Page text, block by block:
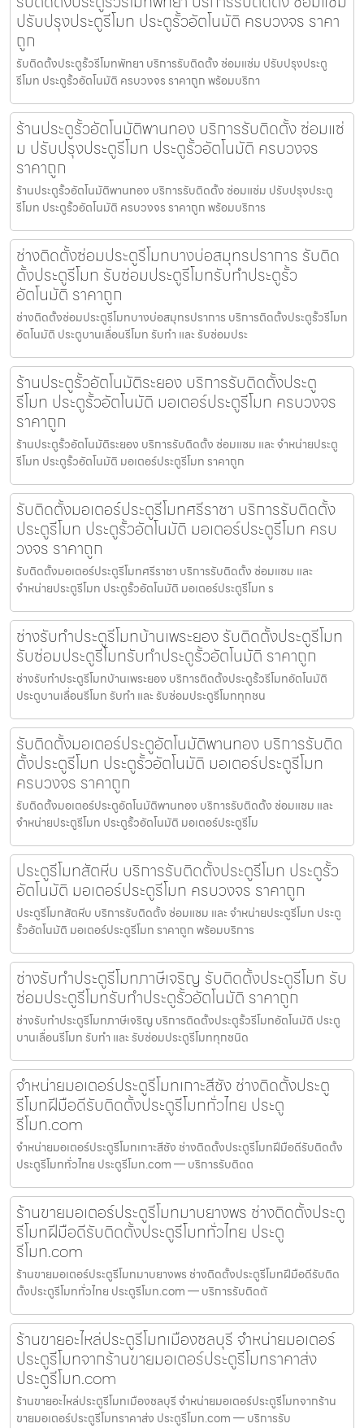
ปรับปรุงประตูรีโมท ประตูรั้วอัตโนมัติ ครบวงจร ราคา
ถูก
รับติดตั้งประตูรั้วรีโมทพัทยา บริการรับติดตั้ง ซ่อมแซ่ม ปรับปรุงประตู
รีโมท ประตูรั้วอัตโนมัติ ครบวงจร ราคาถูก พร้อมบริกา
ร้านประตูรั้วอัตโนมัติพานทอง บริการรับติดตั้ง ซ่อมแซ่
ม ปรับปรุงประตูรีโมท ประตูรั้วอัตโนมัติ ครบวงจร
ราคาถูก
ร้านประตูรั้วอัตโนมัติพานทอง บริการรับติดตั้ง ซ่อมแซ่ม ปรับปรุงประตู
รีโมท ประตูรั้วอัตโนมัติ ครบวงจร ราคาถูก พร้อมบริการ
ช่างติดตั้งซ่อมประตูรีโมทบางบ่อสมุทรปราการ รับติด
ตั้งประตูรีโมท รับซ่อมประตูรีโมทรับทำประตูรั้ว
อัตโนมัติ ราคาถูก
ช่างติดตั้งซ่อมประตูรีโมทบางบ่อสมุทรปราการ บริการติดตั้งประตูรั้วรีโมท
อัตโนมัติ ประตูบานเลื่อนรีโมท รับทำ และ รับซ่อมประ
ร้านประตูรั้วอัตโนมัติระยอง บริการรับติดตั้งประตู
รีโมท ประตูรั้วอัตโนมัติ มอเตอร์ประตูรีโมท ครบวงจร
ราคาถูก
ร้านประตูรั้วอัตโนมัติระยอง บริการรับติดตั้ง ซ่อมแซม และ จำหน่ายประตู
รีโมท ประตูรั้วอัตโนมัติ มอเตอร์ประตูรีโมท ราคาถูก
รับติดตั้งมอเตอร์ประตูรีโมทศรีราชา บริการรับติดตั้ง
ประตูรีโมท ประตูรั้วอัตโนมัติ มอเตอร์ประตูรีโมท ครบ
วงจร ราคาถูก
รับติดตั้งมอเตอร์ประตูรีโมทศรีราชา บริการรับติดตั้ง ซ่อมแซม และ
จำหน่ายประตูรีโมท ประตูรั้วอัตโนมัติ มอเตอร์ประตูรีโมท ร
ช่างรับทำประตูรีโมทบ้านเพระยอง รับติดตั้งประตูรีโมท
รับซ่อมประตูรีโมทรับทำประตูรั้วอัตโนมัติ ราคาถูก
ช่างรับทำประตูรีโมทบ้านเพระยอง บริการติดตั้งประตูรั้วรีโมทอัตโนมัติ
ประตูบานเลื่อนรีโมท รับทำ และ รับซ่อมประตูรีโมททุกชน
รับติดตั้งมอเตอร์ประตูอัตโนมัติพานทอง บริการรับติด
ตั้งประตูรีโมท ประตูรั้วอัตโนมัติ มอเตอร์ประตูรีโมท
ครบวงจร ราคาถูก
รับติดตั้งมอเตอร์ประตูอัตโนมัติพานทอง บริการรับติดตั้ง ซ่อมแซม และ
จำหน่ายประตูรีโมท ประตูรั้วอัตโนมัติ มอเตอร์ประตูรีโม
ประตูรีโมทสัตหีบ บริการรับติดตั้งประตูรีโมท ประตูรั้ว
อัตโนมัติ มอเตอร์ประตูรีโมท ครบวงจร ราคาถูก
ประตูรีโมทสัตหีบ บริการรับติดตั้ง ซ่อมแซม และ จำหน่ายประตูรีโมท ประตู
รั้วอัตโนมัติ มอเตอร์ประตูรีโมท ราคาถูก พร้อมบริการ
ช่างรับทำประตูรีโมทภาษีเจริญ รับติดตั้งประตูรีโมท รับ
ซ่อมประตูรีโมทรับทำประตูรั้วอัตโนมัติ ราคาถูก
ช่างรับทำประตูรีโมทภาษีเจริญ บริการติดตั้งประตูรั้วรีโมทอัตโนมัติ ประตู
บานเลื่อนรีโมท รับทำ และ รับซ่อมประตูรีโมททุกชนิด
จำหน่ายมอเตอร์ประตูรีโมทเกาะสีชัง ช่างติดตั้งประตู
รีโมทฝีมือดีรับติดตั้งประตูรีโมททั่วไทย ประตู
รีโมท.com
จำหน่ายมอเตอร์ประตูรีโมทเกาะสีชัง ช่างติดตั้งประตูรีโมทฝีมือดีรับติดตั้ง
ประตูรีโมททั่วไทย ประตูรีโมท.com — บริการรับติดต
ร้านขายมอเตอร์ประตูรีโมทมาบยางพร ช่างติดตั้งประตู
รีโมทฝีมือดีรับติดตั้งประตูรีโมททั่วไทย ประตู
รีโมท.com
ร้านขายมอเตอร์ประตูรีโมทมาบยางพร ช่างติดตั้งประตูรีโมทฝีมือดีรับติด
ตั้งประตูรีโมททั่วไทย ประตูรีโมท.com — บริการรับติดตั
ร้านขายอะไหล่ประตูรีโมทเมืองชลบุรี จำหน่ายมอเตอร์
ประตูรีโมทจากร้านขายมอเตอร์ประตูรีโมทราคาส่ง
ประตูรีโมท.com
ร้านขายอะไหล่ประตูรีโมทเมืองชลบุรี จำหน่ายมอเตอร์ประตูรีโมทจากร้าน
ขายมอเตอร์ประตูรีโมทราคาส่ง ประตูรีโมท.com — บริการรับ